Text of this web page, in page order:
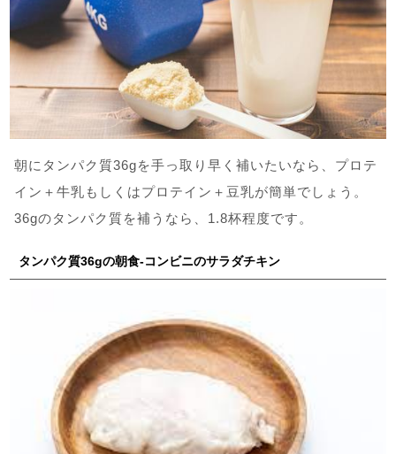
朝にタンパク質36gを手っ取り早く補いたいなら、プロテ
イン＋牛乳もしくはプロテイン＋豆乳が簡単でしょう。
36gのタンパク質を補うなら、1.8杯程度です。
タンパク質36gの朝食-コンビニのサラダチキン